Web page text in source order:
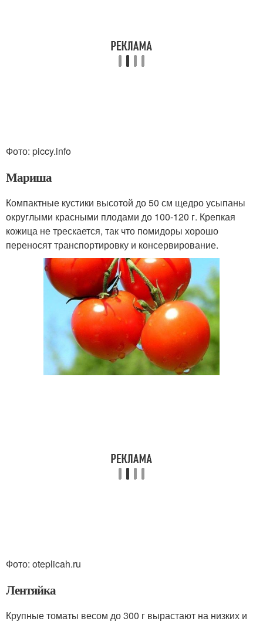
Фото: piccy.info
Мариша
Компактные кустики высотой до 50 см щедро усыпаны
округлыми красными плодами до 100-120 г. Крепкая
кожица не трескается, так что помидоры хорошо
переносят транспортировку и консервирование.
Фото: oteplicah.ru
Лентяйка
Крупные томаты весом до 300 г вырастают на низких и